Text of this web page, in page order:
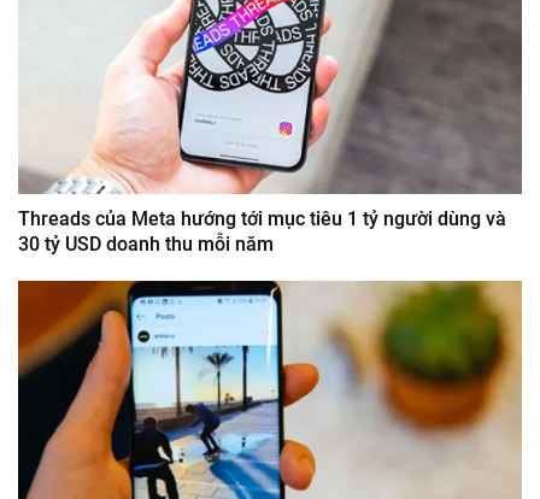
Threads của Meta hướng tới mục tiêu 1 tỷ người dùng và
30 tỷ USD doanh thu mỗi năm